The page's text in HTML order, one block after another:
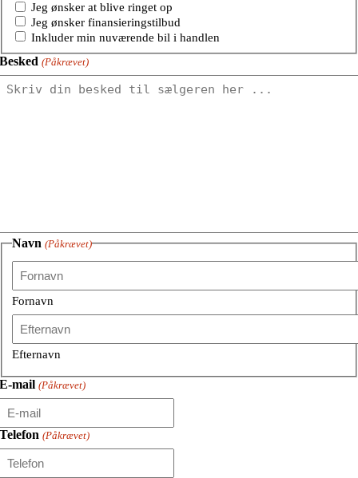
Jeg ønsker at blive ringet op
Jeg ønsker finansieringstilbud
Inkluder min nuværende bil i handlen
Besked (Påkrævet)
Navn (Påkrævet)
Fornavn
Efternavn
E-mail (Påkrævet)
Telefon (Påkrævet)